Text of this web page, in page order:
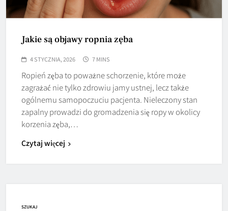
Jakie są objawy ropnia zęba
4 STYCZNIA, 2026 7 MINS
Ropień zęba to poważne schorzenie, które może
zagrażać nie tylko zdrowiu jamy ustnej, lecz także
ogólnemu samopoczuciu pacjenta. Nieleczony stan
zapalny prowadzi do gromadzenia się ropy w okolicy
korzenia zęba,…
Czytaj więcej
SZUKAJ